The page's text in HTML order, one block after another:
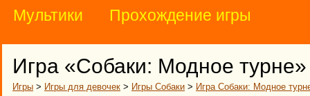
Мультики Прохождение игры
Игра «Собаки: Модное турне»
Игры > Игры для девочек > Игры Собаки > Игра Собаки: Модное